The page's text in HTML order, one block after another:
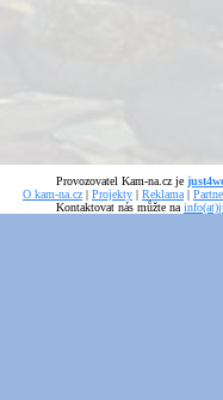
Provozovatel Kam-na.cz je
O kam-na.cz | Projekty | Reklama |
Kontaktovat nás můžte na